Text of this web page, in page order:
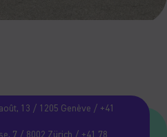
13 / 1205 Genève / +41
7 / 8002 Zürich / +41 78